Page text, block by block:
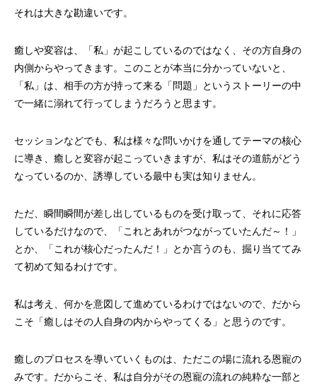
それは大きな勘違いです。
癒しや変容は、「私」が起こしているのではなく、その方自身の
内側からやってきます。このことが本当に分かっていないと、
「私」は、相手の方が持って来る「問題」というストーリーの中
で一緒に溺れて行ってしまうだろうと思ます。
セッションなどでも、私は様々な問いかけを通してテーマの核心
に導き、癒しと変容が起こっていきますが、私はその道筋がどう
なっているのか、誘導している最中も実は知りません。
ただ、瞬間瞬間が差し出しているものを受け取って、それに応答
しているだけなので、「これとあれがつながっていたんだ～！」
とか、「これが核心だったんだ！」とか言うのも、掘り当ててみ
て初めて知るわけです。
私は考え、何かを意図して進めているわけではないので、だから
こそ「癒しはその人自身の内からやってくる」と思うのです。
癒しのプロセスを導いていくものは、ただこの場に流れる恩寵の
みです。だからこそ、私は自分がその恩寵の流れの純粋な一部と